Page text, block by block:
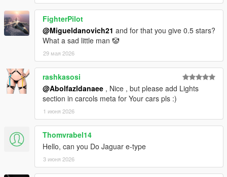
FighterPilot
@Migueldanovich21 and for that you give 0.5 stars?
What a sad little man 🤡
29 мая 2026
rashkasosi
@Abolfazldanaee , Nice , but please add Lights
section in carcols meta for Your cars pls :)
1 июня 2026
Thomvrabel14
Hello, can you Do Jaguar e-type
3 июня 2026